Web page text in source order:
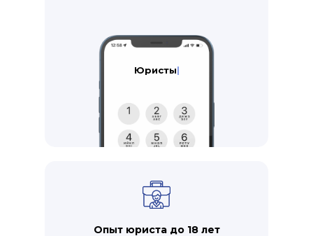
Опыт юриста до 18 лет
Адвокаты